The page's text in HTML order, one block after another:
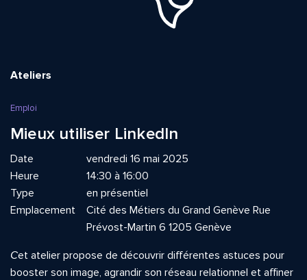
Ateliers
Emploi
Mieux utiliser LinkedIn
Date
vendredi 16 mai 2025
Heure
14:30 à 16:00
Type
en présentiel
Emplacement
Cité des Métiers du Grand Genève Rue
Prévost-Martin 6 1205 Genève
Cet atelier propose de découvrir différentes astuces pour
booster son image, agrandir son réseau relationnel et affiner